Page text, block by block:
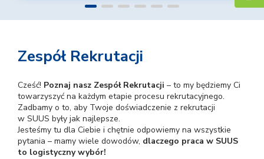
Zespół Rekrutacji
Cześć! Poznaj nasz Zespół Rekrutacji – to my będziemy Ci
towarzyszyć na każdym etapie procesu rekrutacyjnego.
Zadbamy o to, aby Twoje doświadczenie z rekrutacji
w SUUS były jak najlepsze.
Jesteśmy tu dla Ciebie i chętnie odpowiemy na wszystkie
pytania – mamy wiele dowodów, dlaczego praca w SUUS
to logistyczny wybór!